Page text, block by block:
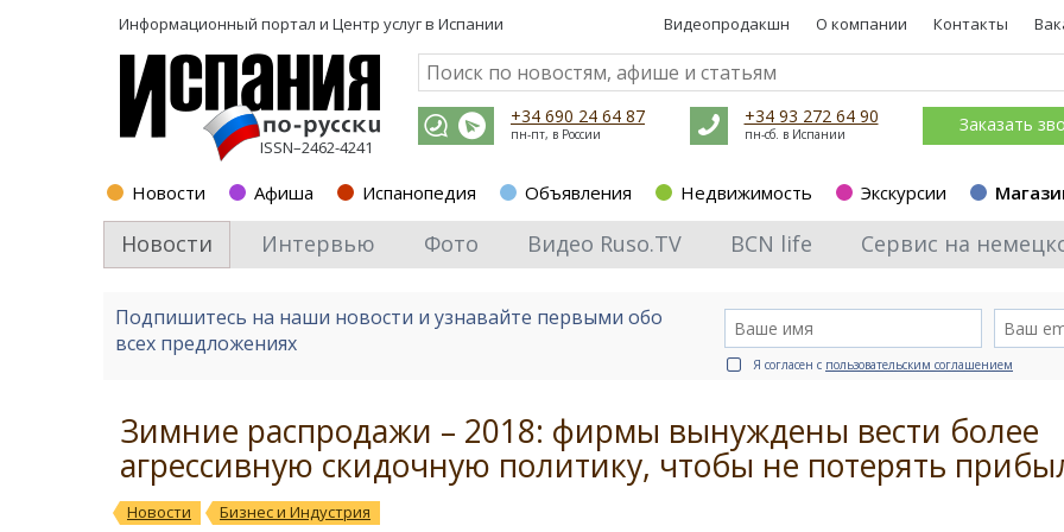
Информационный портал и Центр услуг в Испании Видеопродакшн О компании Контакты
ISSN–2462-4241
+34 690 24 64 87
пн-пт, в России
+34 93 272 64 90
пн-сб. в Испании Заказать
Новости Афиша Испанопедия Объявления Недвижимость Экскурсии
Новости Интервью Фото Видео Ruso.TV BCN life Сервис на
Подпишитесь на наши новости и узнавайте первыми обо
всех предложениях
Я согласен с пользовательским соглашением
Зимние распродажи – 2018: фирмы вынуждены вести более
агрессивную скидочную политику, чтобы не потерять
Новости Бизнес и Индустрия